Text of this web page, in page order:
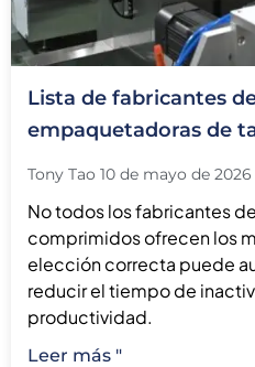
Lista de fabricantes
empaquetadoras de
Tony Tao 10 de mayo de 2026
No todos los fabricantes
comprimidos ofrecen los
elección correcta puede
reducir el tiempo de
productividad.
Leer más "